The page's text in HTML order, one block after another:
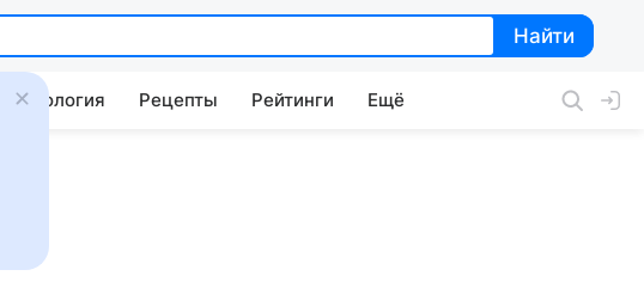
Найти
Найти
Психология Рецепты Рейтинги Ещё